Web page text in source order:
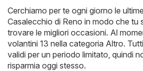
Cerchiamo per te ogni giorno le
Casalecchio di Reno in modo che tu
trovare le migliori occasioni. Al
volantini 13 nella categoria Altro.
validi per un periodo limitato, quindi
risparmia oggi stesso.